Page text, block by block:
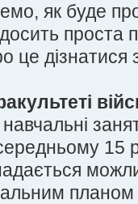
як буде
проста
дізнатися
15
планом